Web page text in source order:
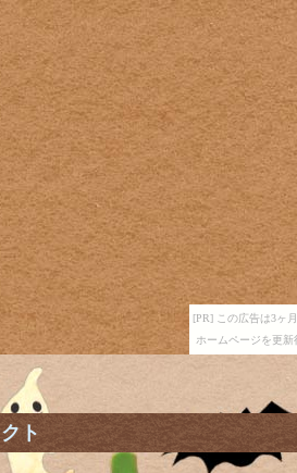
[PR] この広告は3ヶ
ホームページを更
ト